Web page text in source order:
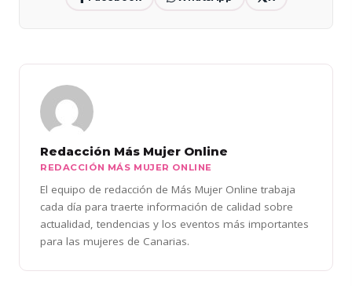
Redacción Más Mujer Online
REDACCIÓN MÁS MUJER ONLINE
El equipo de redacción de Más Mujer Online trabaja
cada día para traerte información de calidad sobre
actualidad, tendencias y los eventos más importantes
para las mujeres de Canarias.